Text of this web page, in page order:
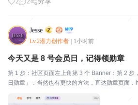
Jesse
Lv.2潜力创作者 1小时前
今天又是 8 号会员日，记得领勋章
第 1 步：社区页面左上角第 3 个 Banner：第 2 步
日勋章」：当然也有更快的方法，直达勋章页面